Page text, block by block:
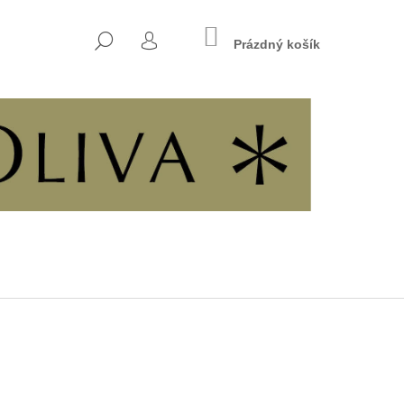
HLEDAT
PŘIHLÁŠENÍ
NÁKUPNÍ
KOŠÍK
Prázdný košík